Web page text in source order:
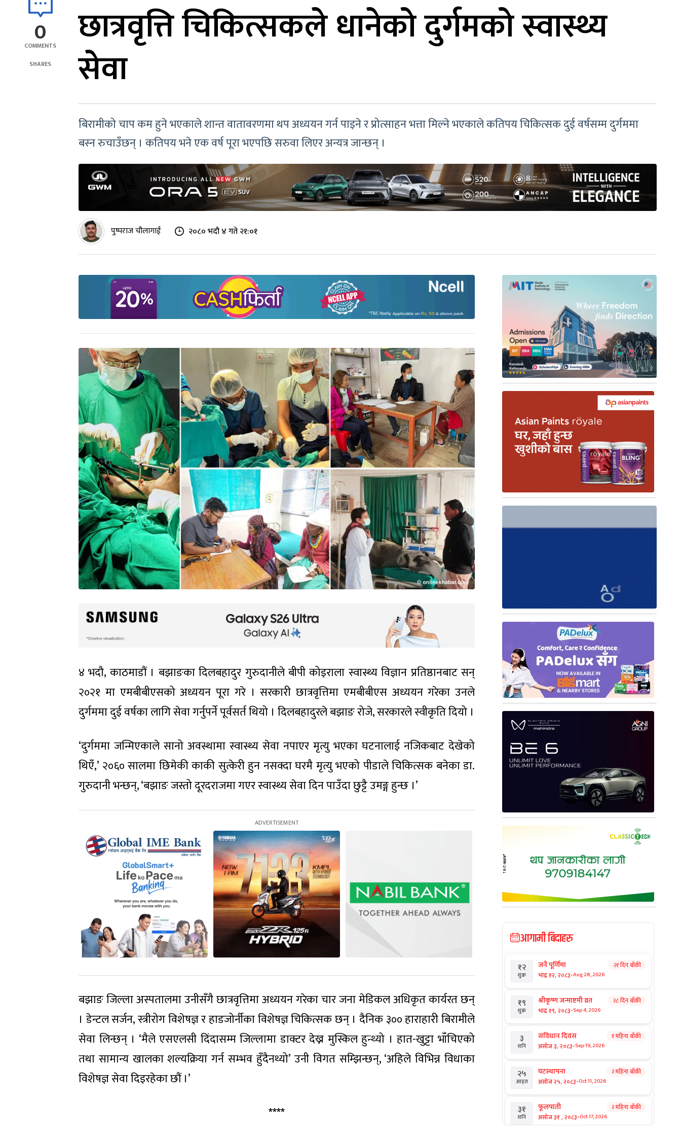
0
COMMENTS
SHARES
छात्रवृत्ति चिकित्सकले धानेको दुर्गमको स्वास्थ्य
सेवा
बिरामीको चाप कम हुने भएकाले शान्त वातावरणमा थप अध्ययन गर्न पाइने र प्रोत्साहन भत्ता मिल्ने भएकाले कतिपय चिकित्सक दुई वर्षसम्म दुर्गममा
बस्न रुचाउँछन् । कतिपय भने एक वर्ष पूरा भएपछि सरुवा लिएर अन्यत्र जान्छन् ।
पुष्पराज चौलागाईं २०८० भदौ ४ गते २१:०१
४ भदौ, काठमाडौं । बझाङका दिलबहादुर गुरुदानीले बीपी कोइराला स्वास्थ्य विज्ञान प्रतिष्ठानबाट सन्
२०२१ मा एमबीबीएसको अध्ययन पूरा गरे । सरकारी छात्रवृत्तिमा एमबीबीएस अध्ययन गरेका उनले
दुर्गममा दुई वर्षका लागि सेवा गर्नुपर्ने पूर्वसर्त थियो । दिलबहादुरले बझाङ रोजे, सरकारले स्वीकृति दियो ।
‘दुर्गममा जन्मिएकाले सानो अवस्थामा स्वास्थ्य सेवा नपाएर मृत्यु भएका घटनालाई नजिकबाट देखेको
थिएँ,’ २०६० सालमा छिमेकी काकी सुत्केरी हुन नसक्दा घरमै मृत्यु भएको पीडाले चिकित्सक बनेका डा.
गुरुदानी भन्छन्, ‘बझाङ जस्तो दूरदराजमा गएर स्वास्थ्य सेवा दिन पाउँदा छुट्टै उमङ्ग हुन्छ ।’
बझाङ जिल्ला अस्पतालमा उनीसँगै छात्रवृत्तिमा अध्ययन गरेका चार जना मेडिकल अधिकृत कार्यरत छन्
। डेन्टल सर्जन, स्त्रीरोग विशेषज्ञ र हाडजोर्नीका विशेषज्ञ चिकित्सक छन् । दैनिक ३०० हाराहारी बिरामीले
सेवा लिन्छन् । ‘मैले एसएलसी दिंदासम्म जिल्लामा डाक्टर देख्न मुस्किल हुन्थ्यो । हात-खुट्टा भाँचिएको
तथा सामान्य खालका शल्यक्रिया गर्न सम्भव हुँदैनथ्यो’ उनी विगत सम्झिन्छन्, ‘अहिले विभिन्न विधाका
विशेषज्ञ सेवा दिइरहेका छौं ।’
****
आगामी बिदाहरु
१२
शुक्र
जनै पूर्णिमा
भाद्र १२, २०८३-Aug 28, 2026
२१ दिन बाँकी
१९
शुक्र
श्रीकृष्ण जन्माष्टमी व्रत
भाद्र १९, २०८३-Sep 4, 2026
२८ दिन बाँकी
३
शनि
संविधान दिवस
असोज ३, २०८३-Sep 19, 2026
१ महिना बाँकी
२५
आइत
घटस्थापना
असोज २५, २०८३-Oct 11, 2026
२ महिना बाँकी
३१
शनि
फूलपाती
असोज ३१ , २०८३-Oct 17, 2026
२ महिना बाँकी